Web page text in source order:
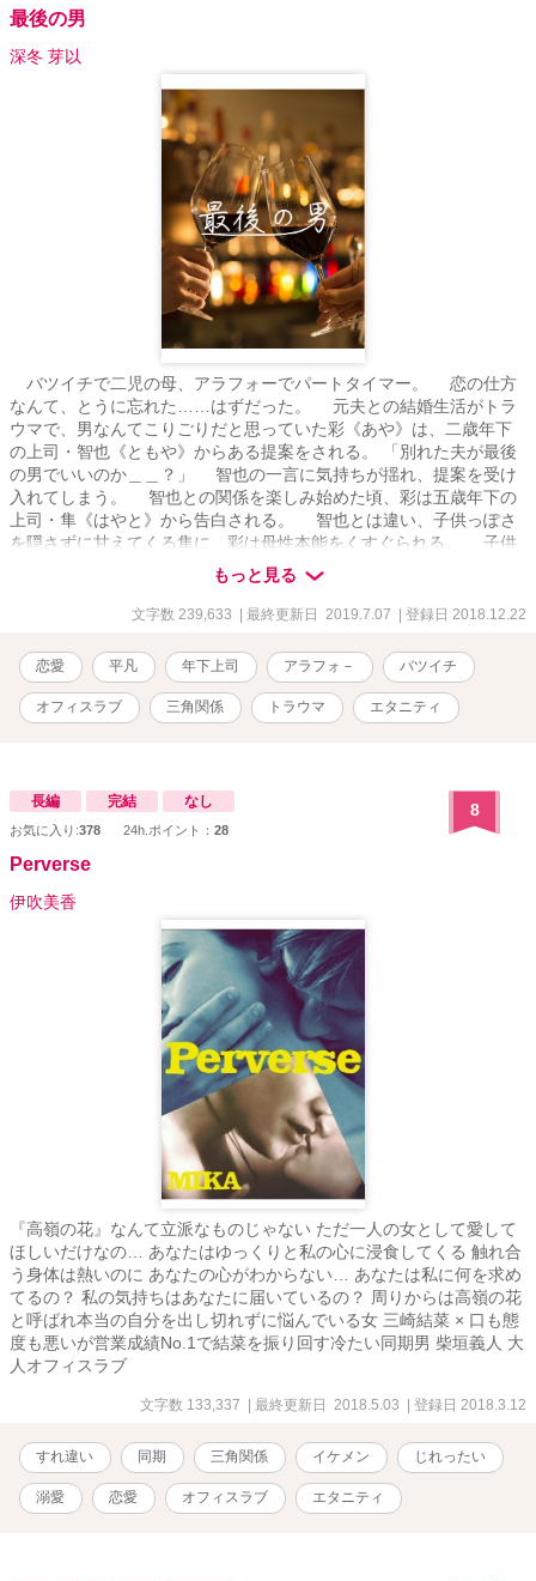
最後の男
深冬 芽以
バツイチで二児の母、アラフォーでパートタイマー。 恋の仕方
なんて、とうに忘れた……はずだった。 元夫との結婚生活がトラ
ウマで、男なんてこりごりだと思っていた彩《あや》は、二歳年下
の上司・智也《ともや》からある提案をされる。 「別れた夫が最後
の男でいいのか＿＿？」 智也の一言に気持ちが揺れ、提案を受け
入れてしまう。 智也との関係を楽しみ始めた頃、彩は五歳年下の
上司・隼《はやと》から告白される。 智也とは違い、子供っぽさ
を隠さずに甘えてくる隼に、彩は母性本能をくすぐられる。 子供
がいれば幸せだと思っていた。 子供の幸せが自分の幸せだと思っ
ていた。 けれど、二人の年下上司に愛されて、自分が『女』であ
ることを思いだしてしまった。 愛されたい。愛したい。もう一
『恋』してもいいですか＿＿？
もっと見る
文字数 239,633 | 最終更新日 2019.7.07 | 登録日 2018.12.22
恋愛 平凡 年下上司 アラフォ－ バツイチ
オフィスラブ 三角関係 トラウマ エタニティ
長編 完結 なし
お気に入り:378 24h.ポイント： 28
8
Perverse
伊吹美香
『高嶺の花』なんて立派なものじゃない ただ一人の女として愛して
ほしいだけなの… あなたはゆっくりと私の心に浸食してくる 触れ合
う身体は熱いのに あなたの心がわからない… あなたは私に何を求め
てるの？ 私の気持ちはあなたに届いているの？ 周りからは高嶺の花
と呼ばれ本当の自分を出し切れずに悩んでいる女 三崎結菜 × 口も態
度も悪いが営業成績No.1で結菜を振り回す冷たい同期男 柴垣義人 大
人オフィスラブ
文字数 133,337 | 最終更新日 2018.5.03 | 登録日 2018.3.12
すれ違い 同期 三角関係 イケメン じれったい
溺愛 恋愛 オフィスラブ エタニティ